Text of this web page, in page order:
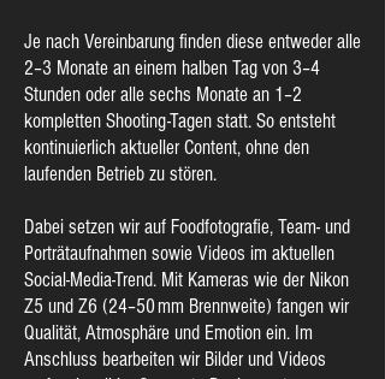
Je nach Vereinbarung finden diese entweder alle
2–3 Monate an einem halben Tag von 3–4
Stunden oder alle sechs Monate an 1–2
kompletten Shooting-Tagen statt. So entsteht
kontinuierlich aktueller Content, ohne den
laufenden Betrieb zu stören.
Dabei setzen wir auf Foodfotografie, Team- und
Porträtaufnahmen sowie Videos im aktuellen
Social-Media-Trend. Mit Kameras wie der Nikon
Z5 und Z6 (24–50 mm Brennweite) fangen wir
Qualität, Atmosphäre und Emotion ein. Im
Anschluss bearbeiten wir Bilder und Videos